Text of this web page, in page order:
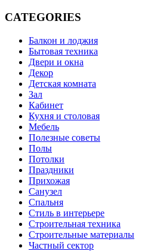
CATEGORIES
Балкон и лоджия
Бытовая техника
Двери и окна
Декор
Детская комната
Зал
Кабинет
Кухня и столовая
Мебель
Полезные советы
Полы
Потолки
Праздники
Прихожая
Санузел
Спальня
Стиль в интерьере
Строительная техника
Строительные материалы
Частный сектор